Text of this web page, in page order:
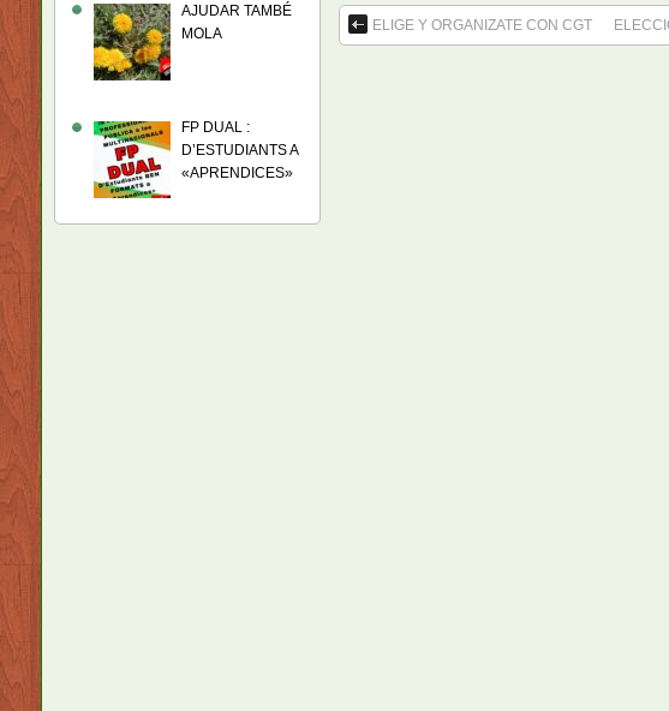
ELIGE Y ORGANIZATE CON CGT
AJUDAR TAMBÉ
MOLA
FP DUAL :
D’ESTUDIANTS A
«APRENDICES»